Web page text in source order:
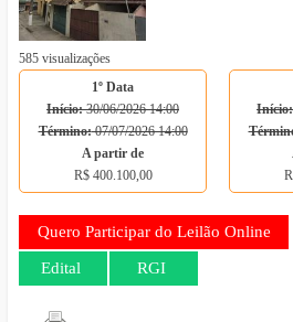
585 visualizações
1º Data
Início:30/06/2026 14:00
Término:07/07/2026 14:00
A partir de
R$ 400.100,00
Início:
Quero Participar do Leilão Online
Edital RGI